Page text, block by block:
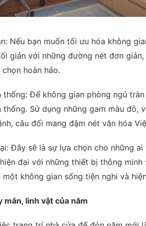
Nếu bạn muốn tối ưu hóa không
giản với những đường nét đơn
hoàn hảo.
thống: Để không gian phòng ngủ
Sử dụng những gam màu đỏ,
câu đối mang đậm nét văn hóa
Đây sẽ là sự lựa chọn cho những
đại với những thiết bị thông
một không gian sống tiện nghi và
mắn, linh vật của năm